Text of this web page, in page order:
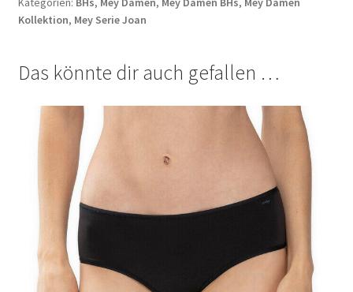
Politica sulla privacy
Shop
Shop
Termini e condizioni generali
Warenkorb
Kollektion, Mey Serie Joan
Das könnte dir auch gefallen …